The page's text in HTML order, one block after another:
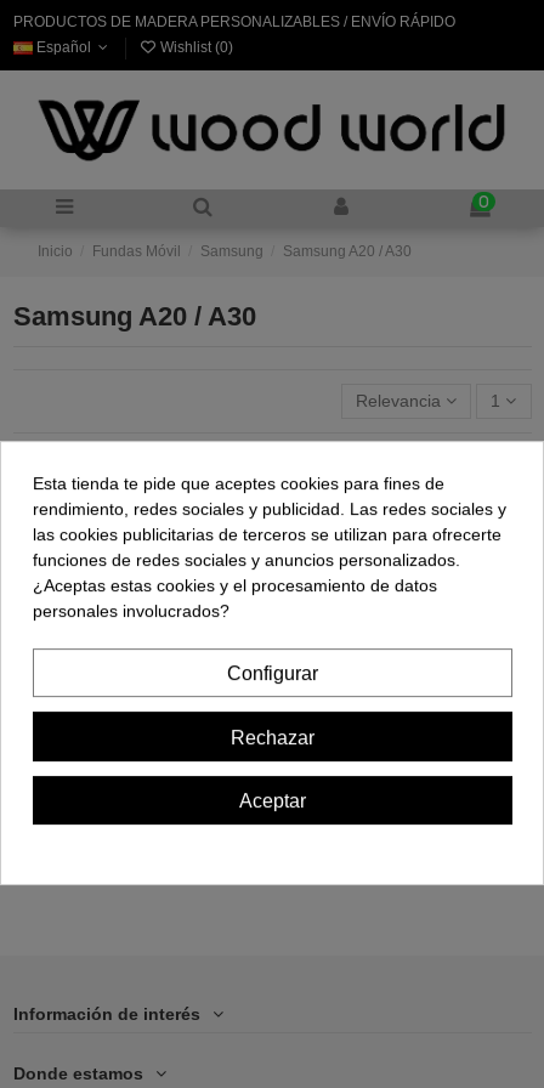
PRODUCTOS DE MADERA PERSONALIZABLES / ENVÍO RÁPIDO
Español
Wishlist (0)
0
Inicio Fundas Móvil Samsung Samsung A20 / A30
Samsung A20 / A30
Relevancia 1
Funda Móvil -
Samsung A20 / A30
17,00 €
Información de interés
Donde estamos
Esta tienda te pide que aceptes cookies para fines de
rendimiento, redes sociales y publicidad. Las redes sociales y
las cookies publicitarias de terceros se utilizan para ofrecerte
funciones de redes sociales y anuncios personalizados.
¿Aceptas estas cookies y el procesamiento de datos
personales involucrados?
Configurar
Rechazar
Aceptar